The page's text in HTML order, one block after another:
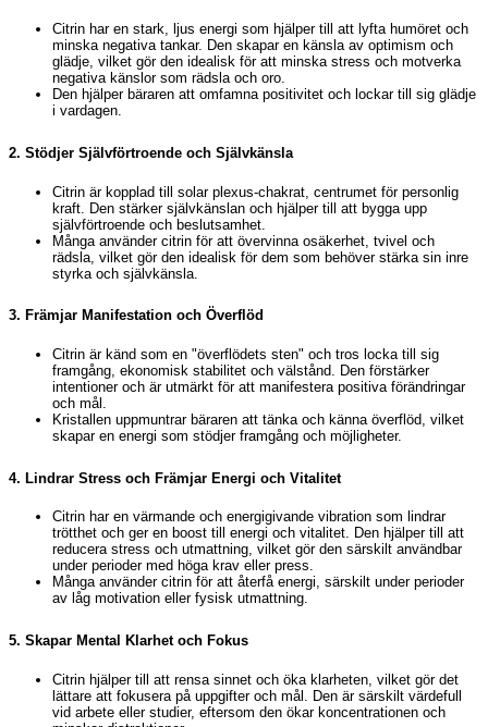
Citrin har en stark, ljus energi som hjälper till att lyfta humöret och
minska negativa tankar. Den skapar en känsla av optimism och
glädje, vilket gör den idealisk för att minska stress och motverka
negativa känslor som rädsla och oro.
Den hjälper bäraren att omfamna positivitet och lockar till sig glädje
i vardagen.
2. Stödjer Självförtroende och Självkänsla
Citrin är kopplad till solar plexus-chakrat, centrumet för personlig
kraft. Den stärker självkänslan och hjälper till att bygga upp
självförtroende och beslutsamhet.
Många använder citrin för att övervinna osäkerhet, tvivel och
rädsla, vilket gör den idealisk för dem som behöver stärka sin inre
styrka och självkänsla.
3. Främjar Manifestation och Överflöd
Citrin är känd som en "överflödets sten" och tros locka till sig
framgång, ekonomisk stabilitet och välstånd. Den förstärker
intentioner och är utmärkt för att manifestera positiva förändringar
och mål.
Kristallen uppmuntrar bäraren att tänka och känna överflöd, vilket
skapar en energi som stödjer framgång och möjligheter.
4. Lindrar Stress och Främjar Energi och Vitalitet
Citrin har en värmande och energigivande vibration som lindrar
trötthet och ger en boost till energi och vitalitet. Den hjälper till att
reducera stress och utmattning, vilket gör den särskilt användbar
under perioder med höga krav eller press.
Många använder citrin för att återfå energi, särskilt under perioder
av låg motivation eller fysisk utmattning.
5. Skapar Mental Klarhet och Fokus
Citrin hjälper till att rensa sinnet och öka klarheten, vilket gör det
lättare att fokusera på uppgifter och mål. Den är särskilt värdefull
vid arbete eller studier, eftersom den ökar koncentrationen och